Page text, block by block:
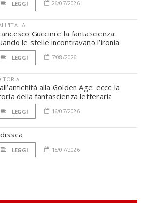
LEGGI 26/07/2026
Guccini e la fantascienza:
le stelle incontravano l’ironia
LEGGI 7/08/2026
alla Golden Age: ecco la
della fantascienza letteraria
LEGGI 16/07/2026
LEGGI 15/07/2026